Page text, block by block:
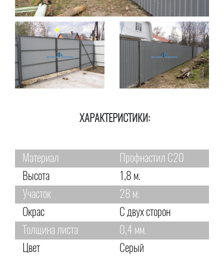
ХАРАКТЕРИСТИКИ:
Материал
Профнастил С20
Высота
1,8 м.
Участок
28 м.
Окрас
С двух сторон
Толщина листа
0,4 мм.
Цвет
Серый